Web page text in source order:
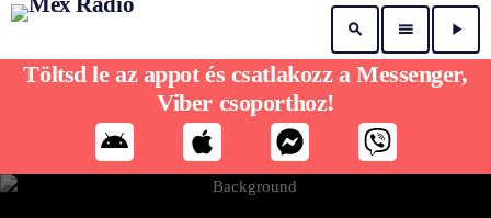
search menu play_arrow
Töltsd le az appot és csatlakozz a Messenger,
Viber csoporthoz!